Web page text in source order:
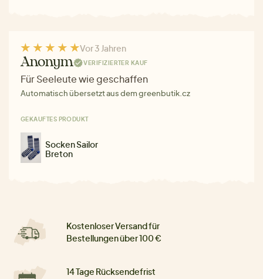
Vor 3 Jahren
Anonym VERIFIZIERTER KAUF
Für Seeleute wie geschaffen
Automatisch übersetzt aus dem greenbutik.cz
GEKAUFTES PRODUKT
Socken Sailor
Breton
Kostenloser Versand für
Bestellungen über 100 €
14 Tage Rücksendefrist